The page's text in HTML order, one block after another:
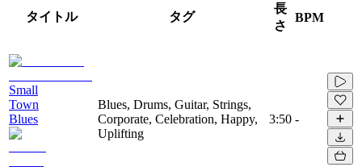
タイトル タグ
長
さ
BPM
Small
Town
Blues
Blues, Drums, Guitar, Strings,
Corporate, Celebration, Happy,
Uplifting
3:50 -